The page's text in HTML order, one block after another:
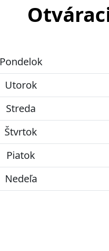
Pondelok
Utorok
Streda
Štvrtok
Piatok
Nedeľa